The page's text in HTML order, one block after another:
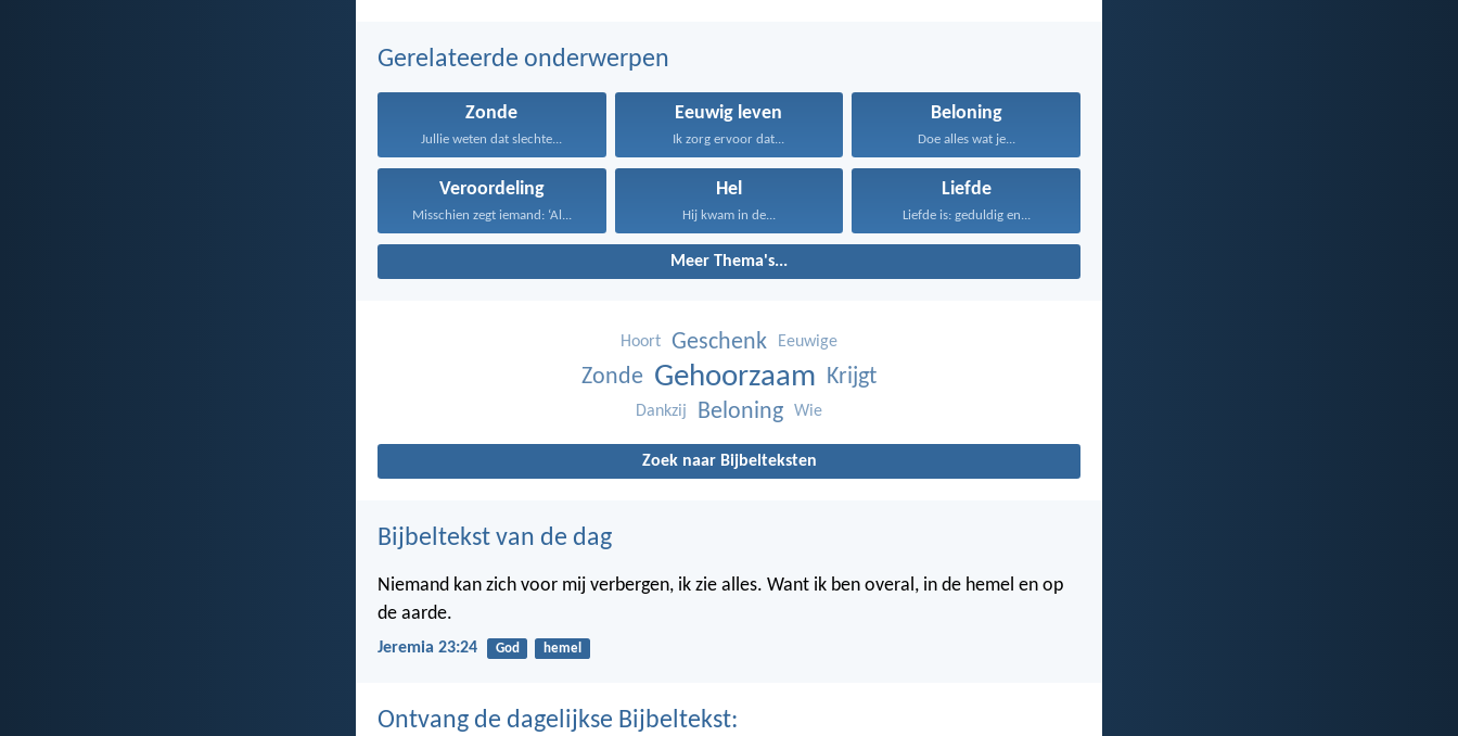
Gerelateerde onderwerpen
Zonde
Jullie weten dat slechte...
Eeuwig leven
Ik zorg ervoor dat...
Beloning
Doe alles wat je...
Veroordeling
Misschien zegt iemand: ‘Al...
Hel
Hij kwam in de...
Liefde
Liefde is: geduldig en...
Meer Thema's...
Hoort Geschenk Eeuwige
Zonde Gehoorzaam Krijgt
Dankzij Beloning Wie
Zoek naar Bijbelteksten
Bijbeltekst van de dag
Niemand kan zich voor mij verbergen, ik zie alles. Want ik ben overal, in de hemel en op
de aarde.
Jeremia 23:24 God hemel
Ontvang de dagelijkse Bijbeltekst: